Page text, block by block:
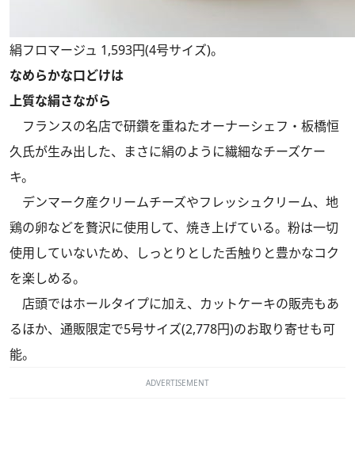
絹フロマージュ 1,593円(4号サイズ)。
なめらかな口どけは
上質な絹さながら
フランスの名店で研鑽を重ねたオーナーシェフ・板橋恒
久氏が生み出した、まさに絹のように繊細なチーズケー
キ。
デンマーク産クリームチーズやフレッシュクリーム、地
鶏の卵などを贅沢に使用して、焼き上げている。粉は一切
使用していないため、しっとりとした舌触りと豊かなコク
を楽しめる。
店頭ではホールタイプに加え、カットケーキの販売もあ
るほか、通販限定で5号サイズ(2,778円)のお取り寄せも可
能。
ADVERTISEMENT